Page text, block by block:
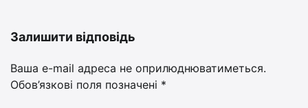
Залишити відповідь
Ваша e-mail адреса не оприлюднюватиметься.
Обов’язкові поля позначені *